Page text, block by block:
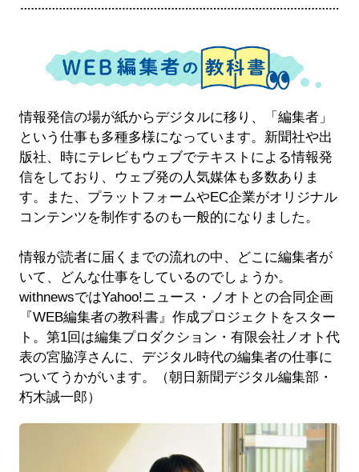
情報発信の場が紙からデジタルに移り、「編集者」
という仕事も多種多様になっています。新聞社や出
版社、時にテレビもウェブでテキストによる情報発
信をしており、ウェブ発の人気媒体も多数ありま
す。また、プラットフォームやEC企業がオリジナル
コンテンツを制作するのも一般的になりました。
情報が読者に届くまでの流れの中、どこに編集者が
いて、どんな仕事をしているのでしょうか。
withnewsではYahoo!ニュース・ノオトとの合同企画
『WEB編集者の教科書』作成プロジェクトをスター
ト。第1回は編集プロダクション・有限会社ノオト代
表の宮脇淳さんに、デジタル時代の編集者の仕事に
ついてうかがいます。（朝日新聞デジタル編集部・
朽木誠一郎）